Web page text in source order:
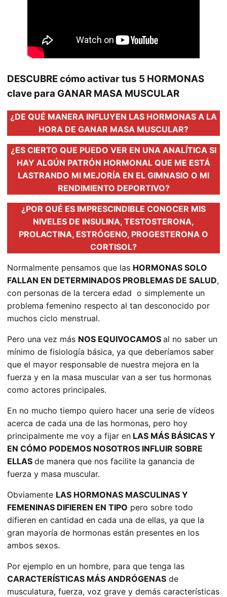
DESCUBRE cómo activar tus 5 HORMONAS
clave para GANAR MASA MUSCULAR
¿DE QUÉ MANERA INFLUYEN LAS HORMONAS A LA
HORA DE GANAR MASA MUSCULAR?
¿ES CIERTO QUE PUEDO VER EN UNA ANALÍTICA SI
HAY ALGÚN PATRÓN HORMONAL QUE ME ESTÁ
LASTRANDO MI MEJORÍA EN EL GIMNASIO O MI
RENDIMIENTO DEPORTIVO?
¿POR QUÉ ES IMPRESCINDIBLE CONOCER MIS
NIVELES DE INSULINA, TESTOSTERONA,
PROLACTINA, ESTRÓGENO, PROGESTERONA O
CORTISOL?
Normalmente pensamos que las HORMONAS SOLO
FALLAN EN DETERMINADOS PROBLEMAS DE SALUD,
con personas de la tercera edad o simplemente un
problema femenino respecto al tan desconocido por
muchos ciclo menstrual.
Pero una vez más NOS EQUIVOCAMOS al no saber un
mínimo de fisiología básica, ya que deberíamos saber
que el mayor responsable de nuestra mejora en la
fuerza y en la masa muscular van a ser tus hormonas
como actores principales.
En no mucho tiempo quiero hacer una serie de vídeos
acerca de cada una de las hormonas, pero hoy
principalmente me voy a fijar en LAS MÁS BÁSICAS Y
EN CÓMO PODEMOS NOSOTROS INFLUIR SOBRE
ELLAS de manera que nos facilite la ganancia de
fuerza y masa muscular.
Obviamente LAS HORMONAS MASCULINAS Y
FEMENINAS DIFIEREN EN TIPO pero sobre todo
difieren en cantidad en cada una de ellas, ya que la
gran mayoría de hormonas están presentes en los
ambos sexos.
Por ejemplo en un hombre, para que tenga las
CARACTERÍSTICAS MÁS ANDRÓGENAS de
musculatura, fuerza, voz grave y demás características